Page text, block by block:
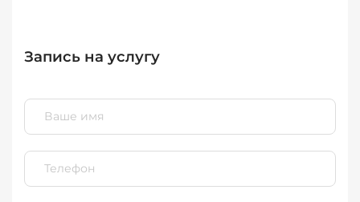
Запись на услугу